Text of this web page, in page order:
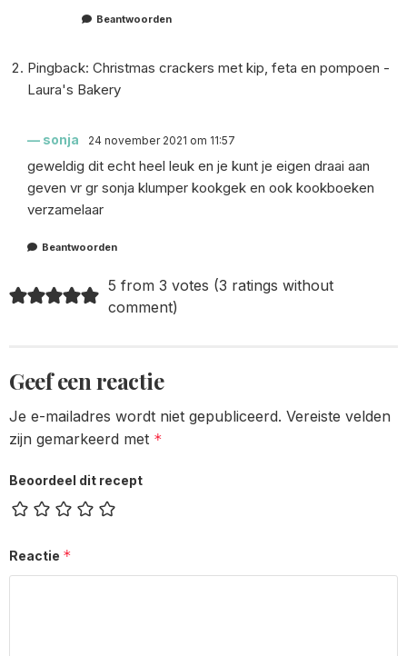
Beantwoorden
Pingback: Christmas crackers met kip, feta en pompoen -
Laura's Bakery
sonja 24 november 2021 om 11:57
geweldig dit echt heel leuk en je kunt je eigen draai aan
geven vr gr sonja klumper kookgek en ook kookboeken
verzamelaar
Beantwoorden
5 from 3 votes (3 ratings without
comment)
Geef een reactie
Je e-mailadres wordt niet gepubliceerd. Vereiste velden
zijn gemarkeerd met *
Beoordeel dit recept
Reactie *